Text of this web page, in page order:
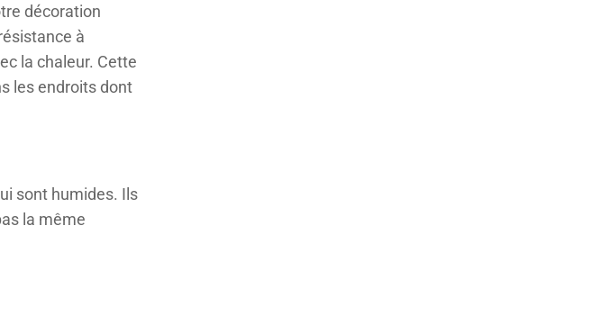
décoration
à
la chaleur. Cette
les endroits dont
sont humides. Ils
la même